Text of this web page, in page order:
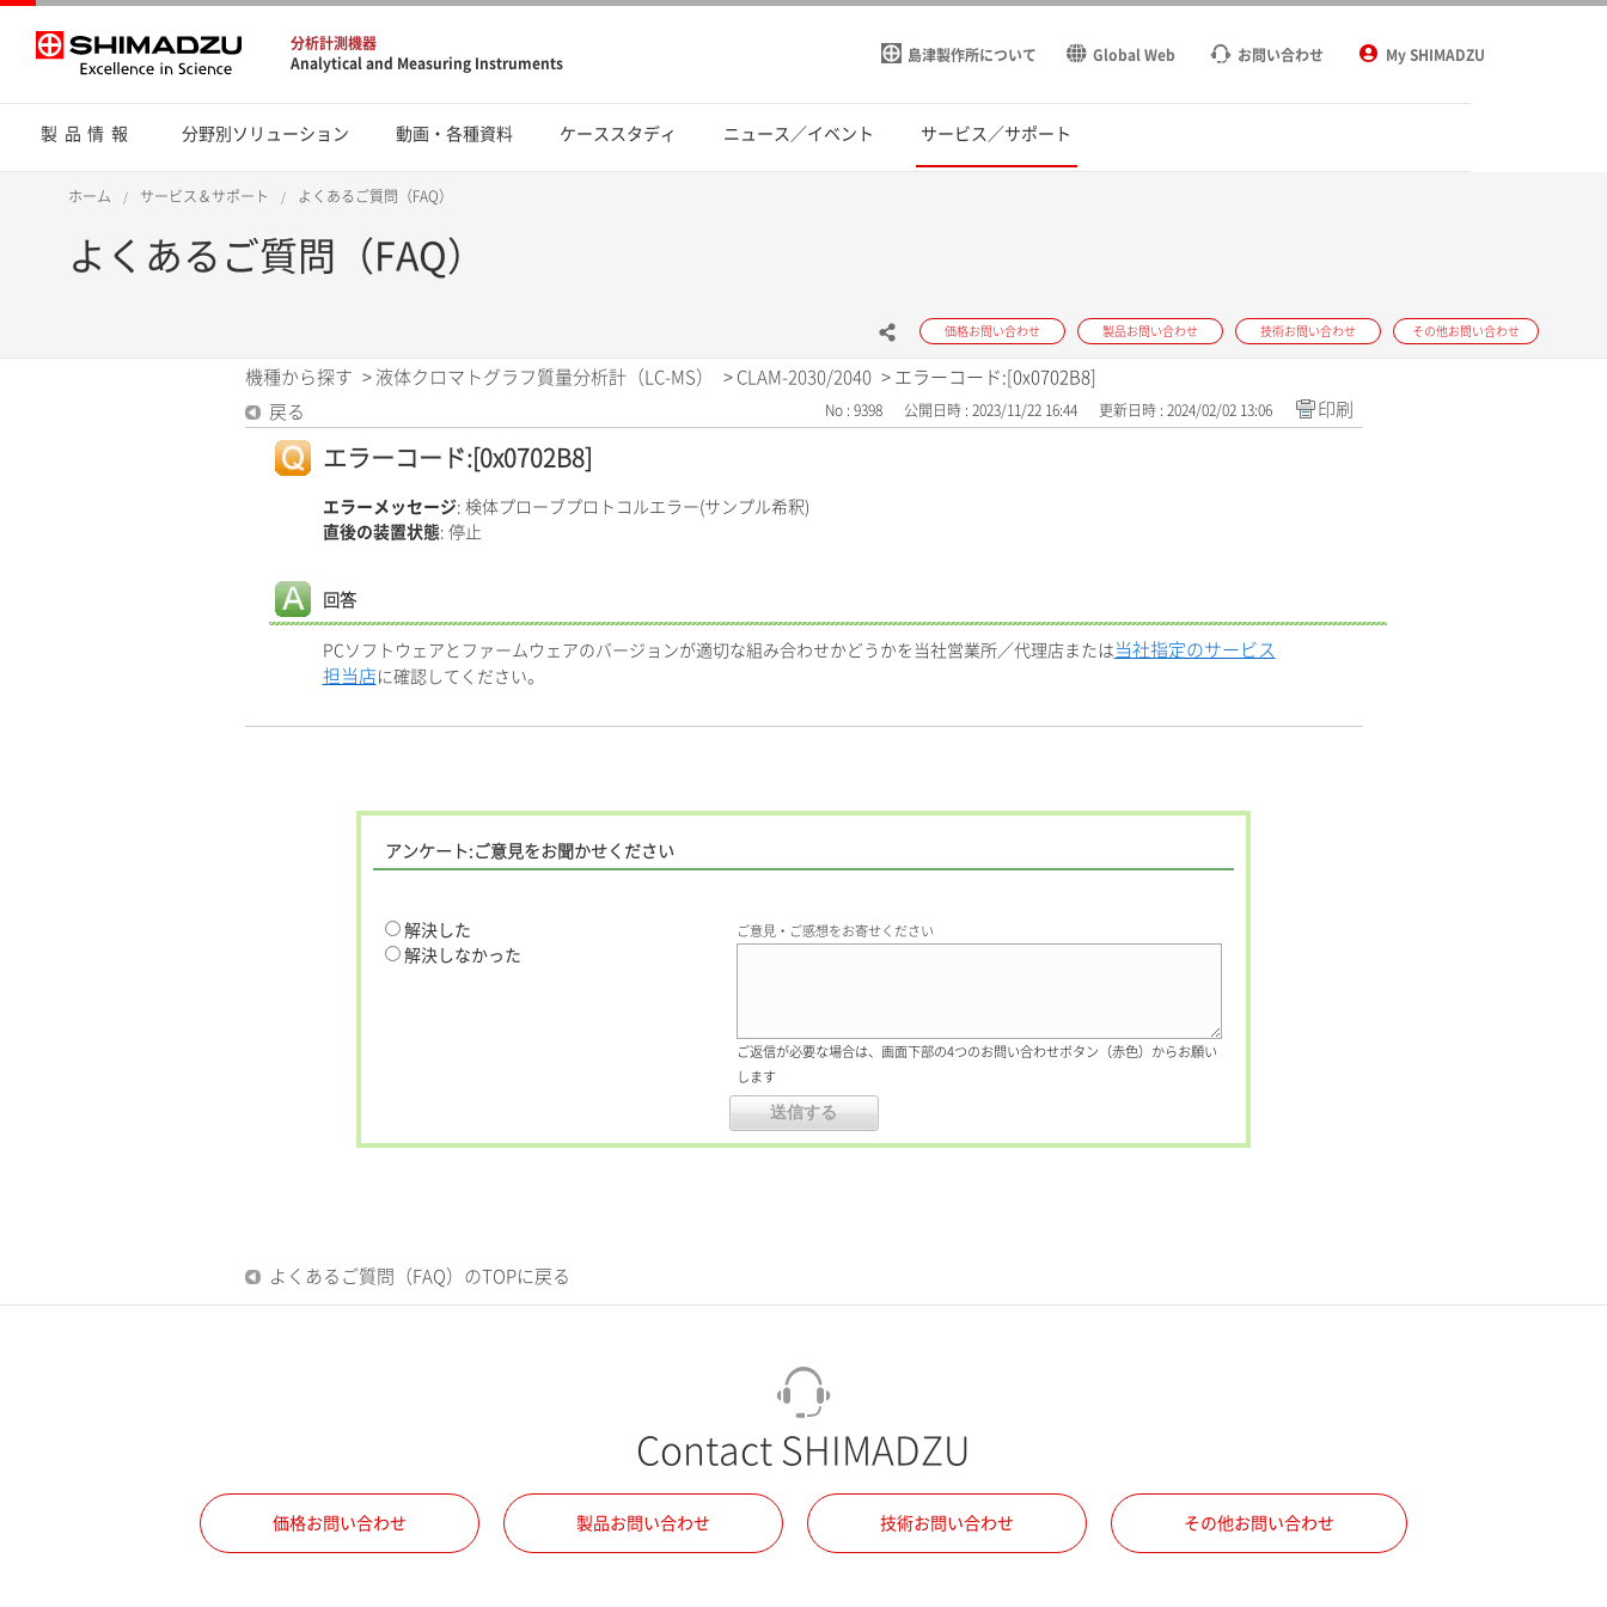
分析計測機器
Analytical and Measuring Instruments
島津製作所について Global Web お問い合わせ My SHIMADZU
製品情報 分野別ソリューション 動画・各種資料 ケーススタディ ニュース／イベント サービス／サポート
ホーム サービス＆サポート よくあるご質問（FAQ）
よくあるご質問（FAQ）
価格お問い合わせ 製品お問い合わせ 技術お問い合わせ その他お問い合わせ
機種から探す > 液体クロマトグラフ質量分析計（LC-MS） > CLAM-2030/2040 > エラーコード:[0x0702B8]
戻る
No : 9398 公開日時 : 2023/11/22 16:44 更新日時 : 2024/02/02 13:06 印刷
エラーコード:[0x0702B8]
エラーメッセージ: 検体プローブプロトコルエラー(サンプル希釈)
直後の装置状態: 停止
回答
PCソフトウェアとファームウェアのバージョンが適切な組み合わせかどうかを当社営業所／代理店または 当社指定のサービス
担当店に確認してください。
アンケート:ご意見をお聞かせください
解決した
解決しなかった
ご意見・ご感想をお寄せください
ご返信が必要な場合は、画面下部の4つのお問い合わせボタン（赤色）からお願い
します
よくあるご質問（FAQ）のTOPに戻る
Contact SHIMADZU
価格お問い合わせ 製品お問い合わせ 技術お問い合わせ その他お問い合わせ